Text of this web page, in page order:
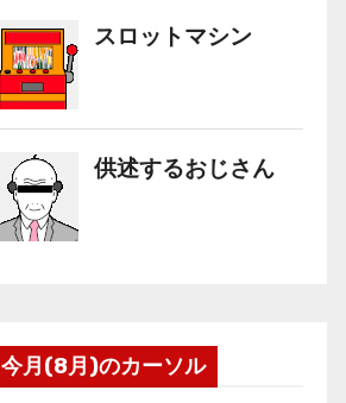
今月(8月)のカーソル